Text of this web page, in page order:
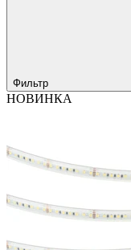
Фильтр
НОВИНКА